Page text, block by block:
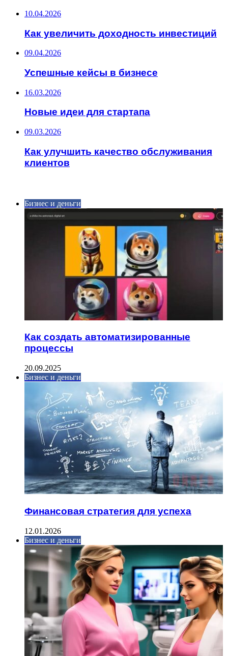
10.04.2026
Как увеличить доходность инвестиций
09.04.2026
Успешные кейсы в бизнесе
16.03.2026
Новые идеи для стартапа
09.03.2026
Как улучшить качество обслуживания
клиентов
Бизнес и деньги
Как создать автоматизированные
процессы
20.09.2025
Бизнес и деньги
Финансовая стратегия для успеха
12.01.2026
Бизнес и деньги